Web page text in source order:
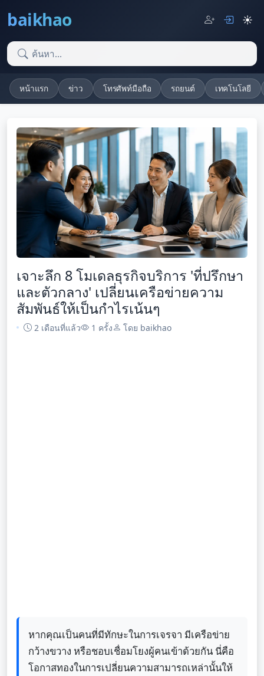
baikhao ☀️
หน้าแรก ข่าว โทรศัพท์มือถือ รถยนต์ เทคโนโลยี
เจาะลึก 8 โมเดลธุรกิจบริการ 'ที่ปรึกษา
และตัวกลาง' เปลี่ยนเครือข่ายความ
สัมพันธ์ให้เป็นกำไรเน้นๆ
2 เดือนที่แล้ว 1 ครั้ง โดย baikhao
หากคุณเป็นคนที่มีทักษะในการเจรจา มีเครือข่าย
กว้างขวาง หรือชอบเชื่อมโยงผู้คนเข้าด้วยกัน นี่คือ
โอกาสทองในการเปลี่ยนความสามารถเหล่านั้นให้